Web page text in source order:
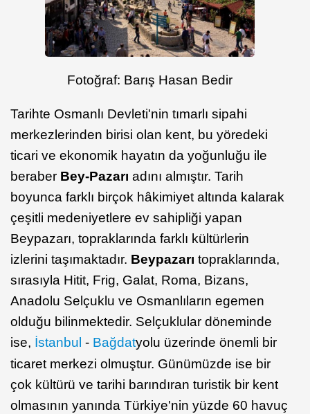
Fotoğraf: Barış Hasan Bedir
Tarihte Osmanlı Devleti'nin tımarlı sipahi
merkezlerinden birisi olan kent, bu yöredeki
ticari ve ekonomik hayatın da yoğunluğu ile
beraber Bey-Pazarı adını almıştır. Tarih
boyunca farklı birçok hâkimiyet altında kalarak
çeşitli medeniyetlere ev sahipliği yapan
Beypazarı, topraklarında farklı kültürlerin
izlerini taşımaktadır. Beypazarı topraklarında,
sırasıyla Hitit, Frig, Galat, Roma, Bizans,
Anadolu Selçuklu ve Osmanlıların egemen
olduğu bilinmektedir. Selçuklular döneminde
ise, İstanbul - Bağdatyolu üzerinde önemli bir
ticaret merkezi olmuştur. Günümüzde ise bir
çok kültürü ve tarihi barındıran turistik bir kent
olmasının yanında Türkiye'nin yüzde 60 havuç